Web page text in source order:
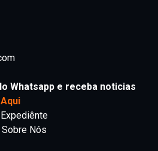
Whatsapp e receba noticias
Expediênte
Sobre Nós